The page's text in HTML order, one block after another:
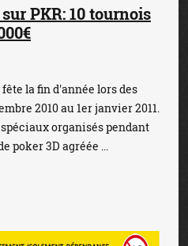
PKR: 10 tournois
la fin d'année lors des
2010 au 1er janvier 2011.
organisés pendant
poker 3D agréée ...